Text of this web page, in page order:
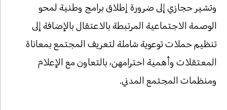
وتشير حجازي إلى ضرورة إطلاق برامج وطنية لمحو
الوصمة الاجتماعية المرتبطة بالاعتقال بالإضافة إلى
تنظيم حملات توعوية شاملة لتعريف المجتمع بمعاناة
المعتقلات وأهمية احترامهن، بالتعاون مع الإعلام
ومنظمات المجتمع المدني.